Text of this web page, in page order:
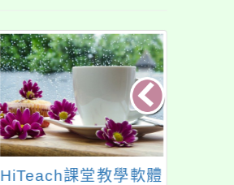
HiTeach課堂教學軟體